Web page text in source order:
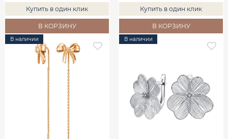
Купить в один клик
В КОРЗИНУ
Купить в один клик
В КОРЗИНУ
В наличии В наличии